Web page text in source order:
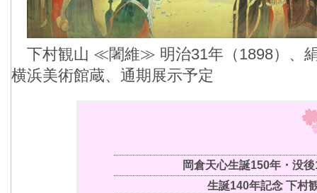
下村観山 ≪闍維≫ 明治31年（1898）、
横浜美術館蔵、通期展示予定
岡倉天心生誕150年・没
生誕140年記念 下村